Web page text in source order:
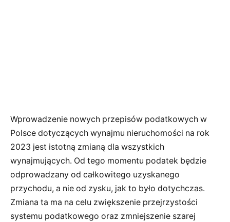
Wprowadzenie nowych przepisów podatkowych w
Polsce dotyczących wynajmu nieruchomości na rok
2023 jest istotną zmianą dla wszystkich
wynajmujących. Od tego momentu podatek będzie
odprowadzany od całkowitego uzyskanego
przychodu, a nie od zysku, jak to było dotychczas.
Zmiana ta ma na celu zwiększenie przejrzystości
systemu podatkowego oraz zmniejszenie szarej